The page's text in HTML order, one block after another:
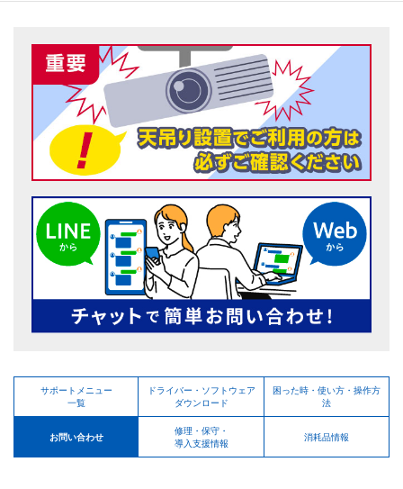
サポートメニュー
一覧
ドライバー・ソフトウェア
ダウンロード
困った時・使い方・操作方
法
お問い合わせ
修理・保守・
導入支援情報
消耗品情報